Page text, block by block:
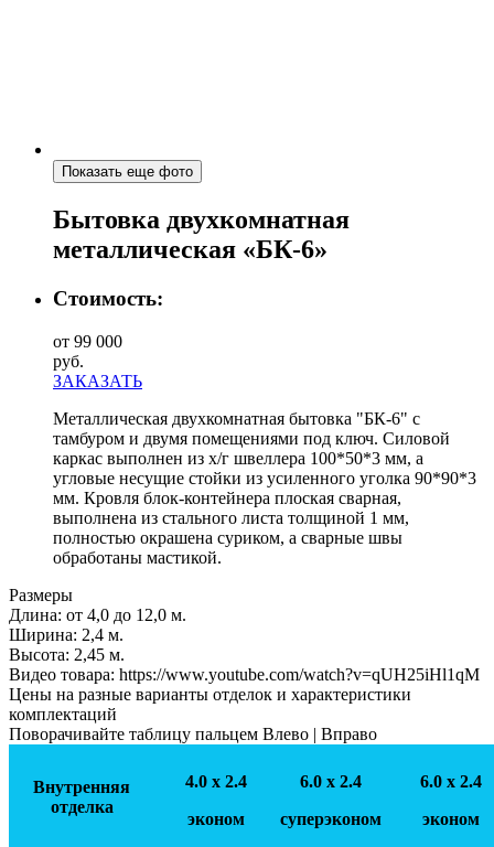
Показать еще фото
Бытовка двухкомнатная
металлическая «БК-6»
Стоимость:
от 99 000
руб.
ЗАКАЗАТЬ
Металлическая двухкомнатная бытовка "БК-6" с
тамбуром и двумя помещениями под ключ. Силовой
каркас выполнен из х/г швеллера 100*50*3 мм, а
угловые несущие стойки из усиленного уголка 90*90*3
мм. Кровля блок-контейнера плоская сварная,
выполнена из стального листа толщиной 1 мм,
полностью окрашена суриком, а сварные швы
обработаны мастикой.
Размеры
Длина: от 4,0 до 12,0 м.
Ширинa: 2,4 м.
Высота: 2,45 м.
Видео товара: https://www.youtube.com/watch?v=qUH25iHl1qM
Цены на разные варианты отделок и характеристики
комплектаций
Поворачивайте таблицу пальцем Влево | Вправо
Внутренняя
отделка
4.0 х 2.4
эконом
6.0 х 2.4
суперэконом
6.0 х 2.4
эконом